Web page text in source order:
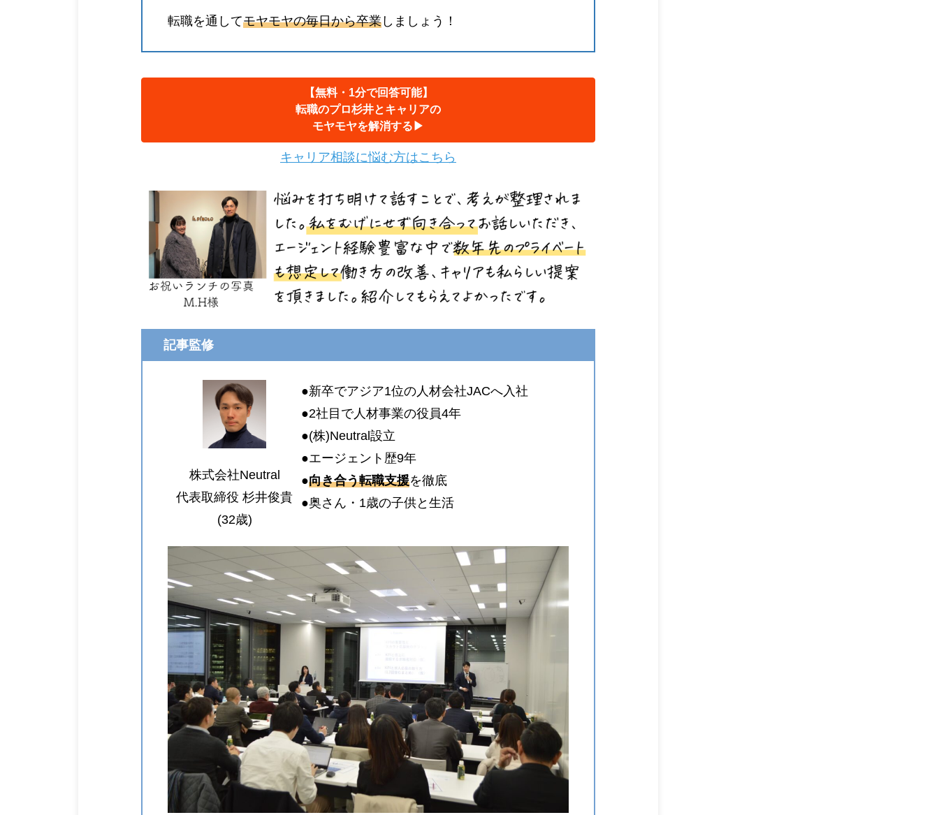
転職を通してモヤモヤの毎日から卒業 しましょう！
【無料・1分で回答可能】
転職のプロ杉井とキャリアの
モヤモヤを解消する▶︎
キャリア相談に悩む方はこちら
記事監修
株式会社Neutral
代表取締役 杉井俊貴
(32歳)
●新卒でアジア1位の人材会社JACへ入社
●2社目で人材事業の役員4年
●(株)Neutral設立
●エージェント歴9年
●向き合う転職支援を徹底
●奥さん・1歳の子供と生活